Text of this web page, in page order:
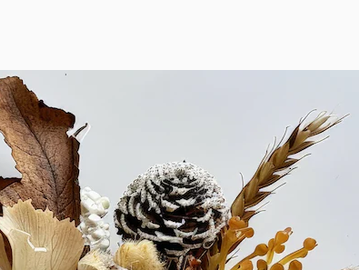
для создания
1 миллиона
студий.
Продукция
Spaces
ИИ-помощник
Генератор
изображений ИИ
Начать
Academy
Документация по
Пакету ИИ
Служба